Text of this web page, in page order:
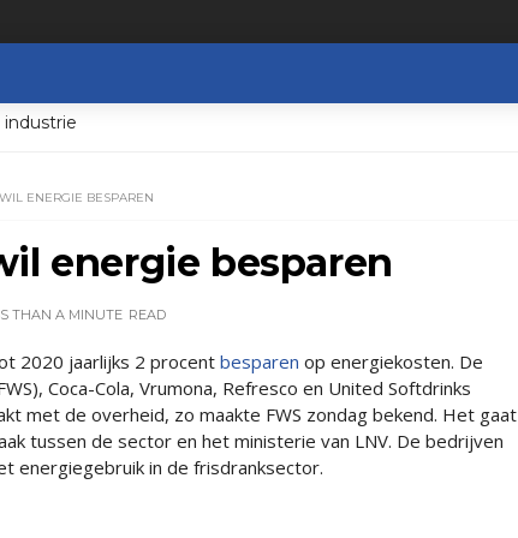
ENERGIE BESPAREN
energie besparen
THAN A MINUTE READ
2020 jaarlijks 2 procentbesparen op energiekosten. De
Coca-Cola, Vrumona, Refresco en United Softdrinks
met de overheid, zo maakte FWS zondag bekend. Het gaat
tussen de sector en het ministerie van LNV. De bedrijven
energiegebruik in de frisdranksector.